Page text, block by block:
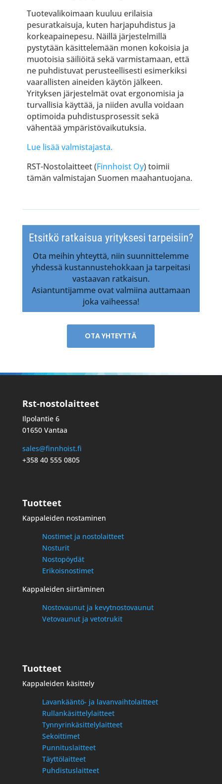
Tuotevalikoimaan kuuluu erilaisia
pesuratkaisuja, kuten harjapuhdistus ja
korkeapainepesu. Näillä järjestelmillä
pystytään käsittelemään monen kokoisia ja
muotoisia säiliöitä sekä varmistamaan, että
ne puhdistuvat perusteellisesti esimerkiksi
vaarallisten aineiden käytön jälkeen.
Yrityksen järjestelmät ovat ergonomisia ja
turvallisia käyttää, ja niiden avulla voidaan
optimoida puhdistusprosessit sekä
vähentää ympäristövaikutuksia​.
Lue lisää valmistajasta.
RST-Nostolaitteet (Finnhoist Oy) toimii
tämän valmistajan Suomen maahantuojana.
Etsitkö ratkaisua yrityksesi tarpeisiin?
Ota meihin yhteyttä, niin suunnittelemme
yhdessä kustannustehokkaan ja tarpeitasi
vastaavan ratkaisun.
Asiantuntijamme ovat valmiina auttamaan
joka vaiheessa!
OTA YHTEYTTÄ
Rst-nostolaitteet
Ilpolantie 6
01650 Vantaa
sales@finnhoist.fi
+358 40 555 0805
Tuotteet
Kappaleiden nostaminen
Nostimet ja nostolaitteet
Nosturit
Nostopöydät
Erikoisnostimet
Kappaleiden siirtäminen
Nostovaunut ja kevytnostovaunut
Vetovaunut ja vetotrukit
Tuotteet
Kappaleiden käsittely
Lavankääntö- ja lavanvaihtolaitteet
Rullankäsittelylaitteet
Tynnyrinkäsittelylaitteet
Sekoittimet
Punnituslaitteet
Täyttölaitteet
Puhdistuslaitteet